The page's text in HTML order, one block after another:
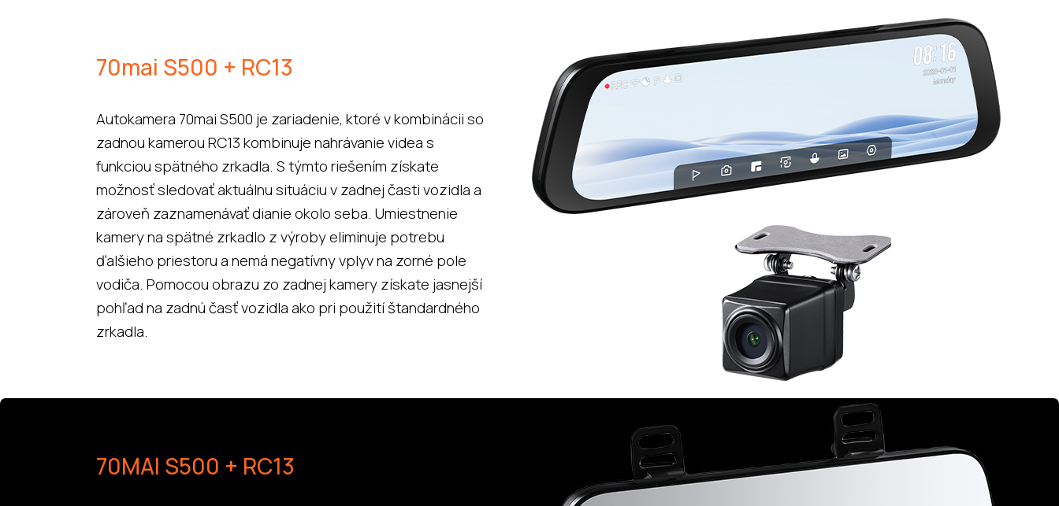
70mai S500 + RC13
Autokamera 70mai S500 je zariadenie, ktoré v kombinácii so
zadnou kamerou RC13 kombinuje nahrávanie videa s
funkciou spätného zrkadla. S týmto riešením získate
možnosť sledovať aktuálnu situáciu v zadnej časti vozidla a
zároveň zaznamenávať dianie okolo seba. Umiestnenie
kamery na spätné zrkadlo z výroby eliminuje potrebu
ďalšieho priestoru a nemá negatívny vplyv na zorné pole
vodiča. Pomocou obrazu zo zadnej kamery získate jasnejší
pohľad na zadnú časť vozidla ako pri použití štandardného
zrkadla.
70MAI S500 + RC13